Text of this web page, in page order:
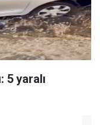
5 yaralı